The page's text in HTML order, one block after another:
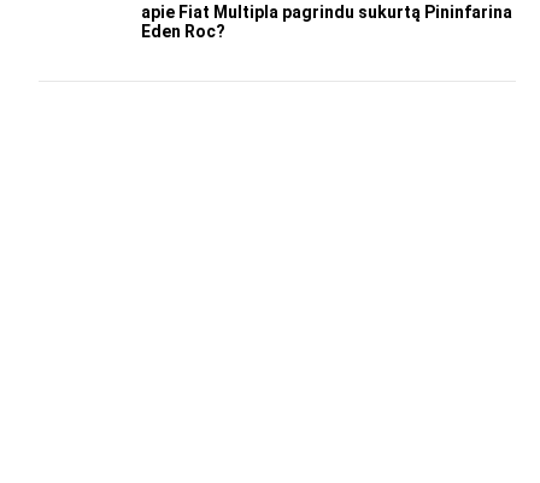
apie Fiat Multipla pagrindu sukurtą Pininfarina
Eden Roc?